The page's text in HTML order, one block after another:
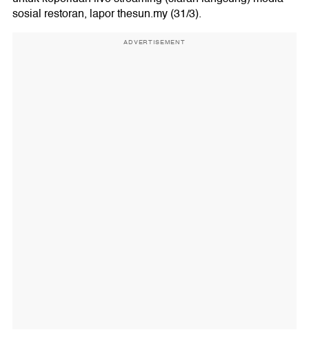
sosial restoran, lapor thesun.my (31/3).
ADVERTISEMENT